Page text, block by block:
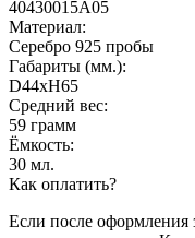
40430015А05
Материал:
Серебро 925 пробы
Габариты (мм.):
D44хH65
Средний вес:
59 грамм
Ёмкость:
30 мл.
Как оплатить?
Если после оформления